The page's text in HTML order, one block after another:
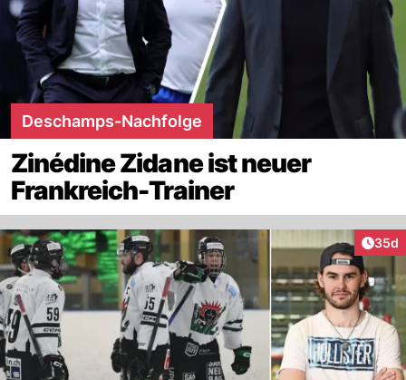
Deschamps-Nachfolge
Zinédine Zidane ist neuer
Frankreich-Trainer
35d